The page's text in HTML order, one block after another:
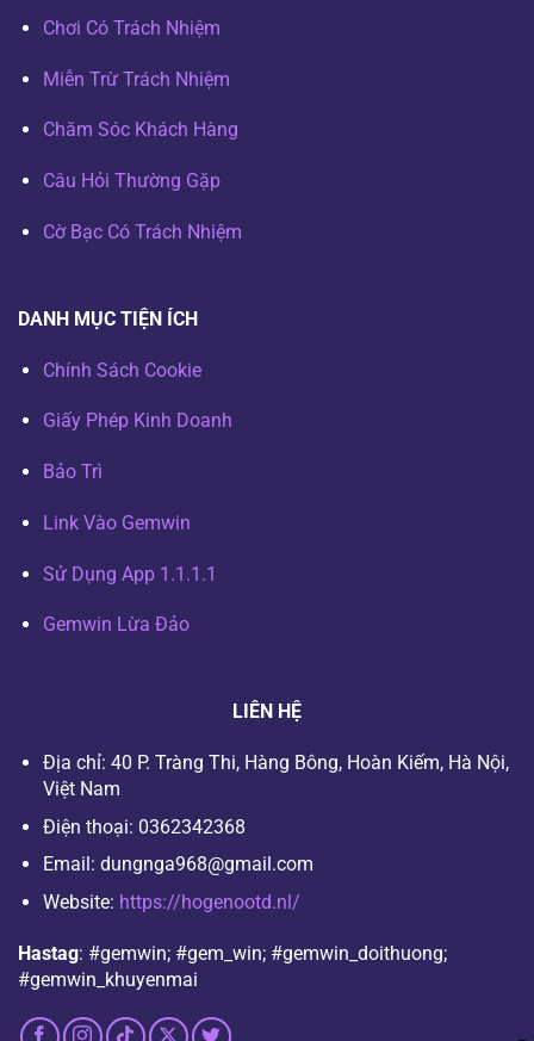
Chơi Có Trách Nhiệm
Miễn Trừ Trách Nhiệm
Chăm Sóc Khách Hàng
Câu Hỏi Thường Gặp
Cờ Bạc Có Trách Nhiệm
DANH MỤC TIỆN ÍCH
Chính Sách Cookie
Giấy Phép Kinh Doanh
Bảo Trì
Link Vào Gemwin
Sử Dụng App 1.1.1.1
Gemwin Lừa Đảo
LIÊN HỆ
Địa chỉ: 40 P. Tràng Thi, Hàng Bông, Hoàn Kiếm, Hà Nội,
Việt Nam
Điện thoại: 0362342368
Email: dungnga968@gmail.com
Website: https://hogenootd.nl/
Hastag: #gemwin; #gem_win; #gemwin_doithuong;
#gemwin_khuyenmai